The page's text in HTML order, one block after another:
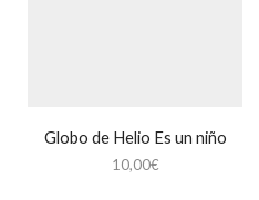
Globo de Helio Es un niño
10,00€